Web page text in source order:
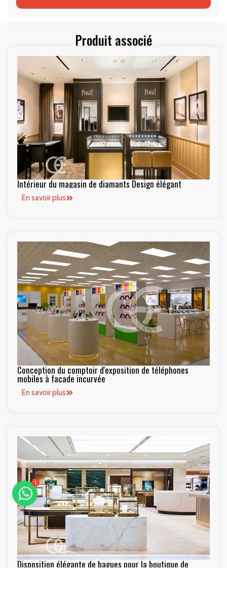
Produit associé
Intérieur du magasin de diamants Design élégant
En savoir plus
Conception du comptoir d'exposition de téléphones
mobiles à façade incurvée
En savoir plus
Disposition élégante de bagues pour la boutique de
1